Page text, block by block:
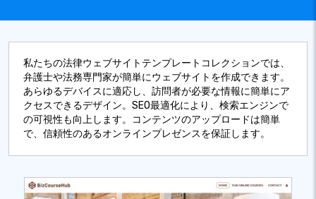
私たちの法律ウェブサイトテンプレートコレクションでは、
弁護士や法務専門家が簡単にウェブサイトを作成できます。
あらゆるデバイスに適応し、訪問者が必要な情報に簡単にア
クセスできるデザイン。SEO最適化により、検索エンジンで
の可視性も向上します。コンテンツのアップロードは簡単
で、信頼性のあるオンラインプレゼンスを保証します。